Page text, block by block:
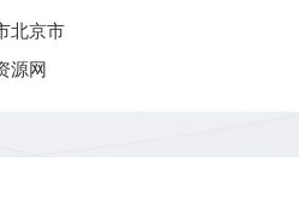
北京市
源网